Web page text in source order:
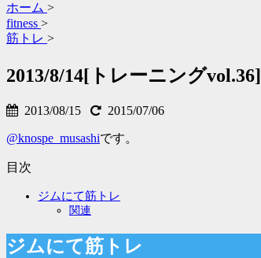
ホーム >
fitness >
筋トレ >
2013/8/14[トレーニングvol.36]
2013/08/15 2015/07/06
@knospe_musashiです。
目次
ジムにて筋トレ
関連
ジムにて筋トレ